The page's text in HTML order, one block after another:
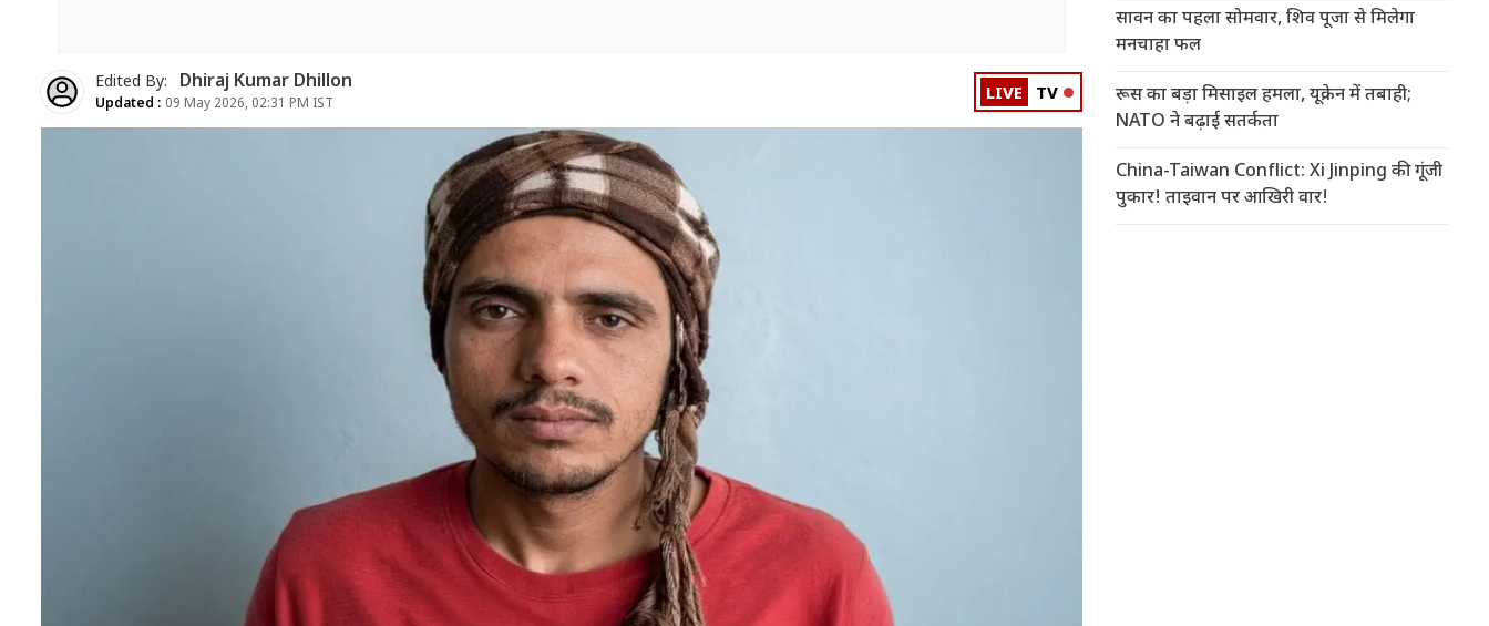
Edited By: Dhiraj Kumar Dhillon
Updated : 09 May 2026, 02:31 PM IST LIVE TV
सावन का पहला सोमवार, शिव पूजा से मिलेगा
मनचाहा फल
रूस का बड़ा मिसाइल हमला, यूक्रेन में तबाही;
NATO ने बढ़ाई सतर्कता
China-Taiwan Conflict: Xi Jinping की गूंजी
पुकार! ताइवान पर आखिरी वार!